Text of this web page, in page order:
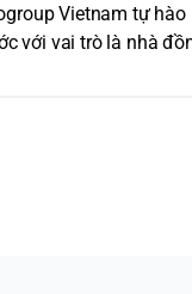
Vietnam tự
với vai trò là nhà